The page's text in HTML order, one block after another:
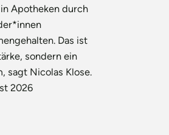
Apotheken durch
Das ist
sondern ein
sagt Nicolas Klose.
2026